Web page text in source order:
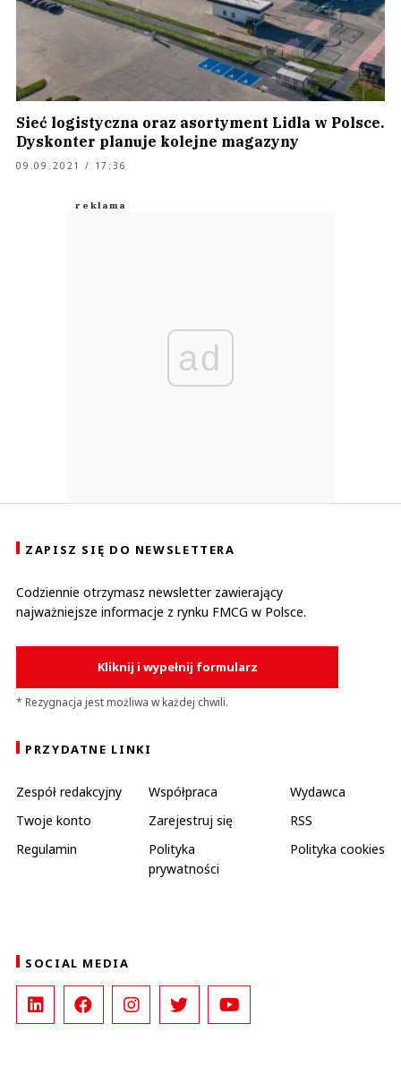
Sieć logistyczna oraz asortyment Lidla w Polsce.
Dyskonter planuje kolejne magazyny
09.09.2021 / 17:36
ad
ZAPISZ SIĘ DO NEWSLETTERA
Codziennie otrzymasz newsletter zawierający
najważniejsze informacje z rynku FMCG w Polsce.
Kliknij i wypełnij formularz
* Rezygnacja jest możliwa w każdej chwili.
PRZYDATNE LINKI
Zespół redakcyjny Współpraca
Wydawca
Twoje konto
Zarejestruj się
RSS
Regulamin
Polityka
prywatności
Polityka cookies
SOCIAL MEDIA